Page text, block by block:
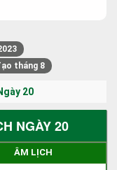
tháng 8
20
NGÀY 20
ÂM LỊCH